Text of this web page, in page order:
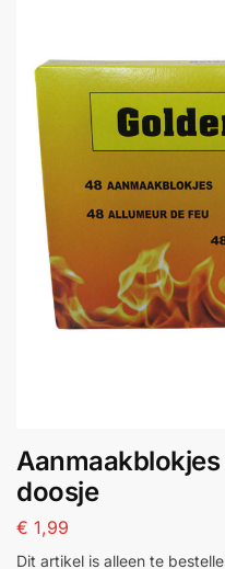
doosje
€ 1,99
Dit artikel is alleen te